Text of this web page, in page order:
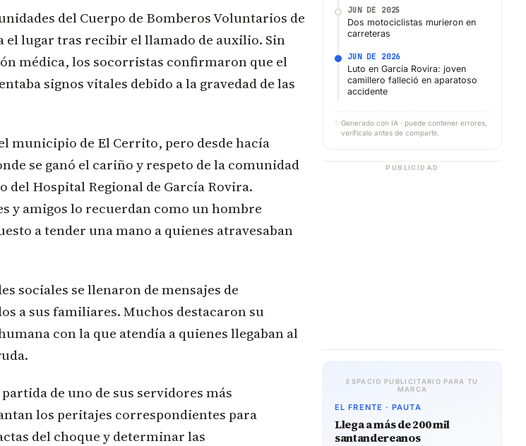
del Cuerpo de Bomberos Voluntarios de
el lugar tras recibir el llamado de auxilio. Sin
médica, los socorristas confirmaron que el
signos vitales debido a la gravedad de las
municipio de El Cerrito, pero desde hacía
se ganó el cariño y respeto de la comunidad
del Hospital Regional de García Rovira.
y amigos lo recuerdan como un hombre
a tender una mano a quienes atravesaban
sociales se llenaron de mensajes de
a sus familiares. Muchos destacaron su
con la que atendía a quienes llegaban al
de uno de sus servidores más
los peritajes correspondientes para
del choque y determinar las
JUN DE 2025
Dos motociclistas murieron en
carreteras
JUN DE 2026
Luto en García Rovira: joven
camillero falleció en aparatoso
accidente
✨ Generado con IA · puede contener errores,
verifícalo antes de compartir.
PUBLICIDAD
ESPACIO PUBLICITARIO PARA TU
MARCA
EL FRENTE · PAUTA
Llega a más de 200 mil
santandereanos